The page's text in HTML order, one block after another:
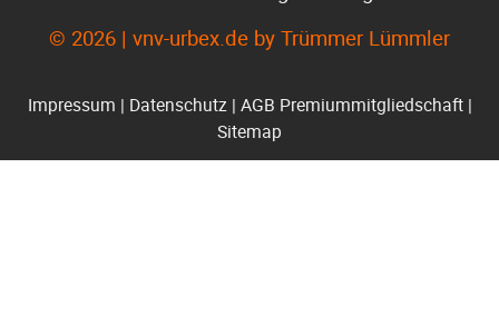
© 2026 | vnv-urbex.de by Trümmer Lümmler
Impressum | Datenschutz| AGB Premiummitgliedschaft|
Sitemap